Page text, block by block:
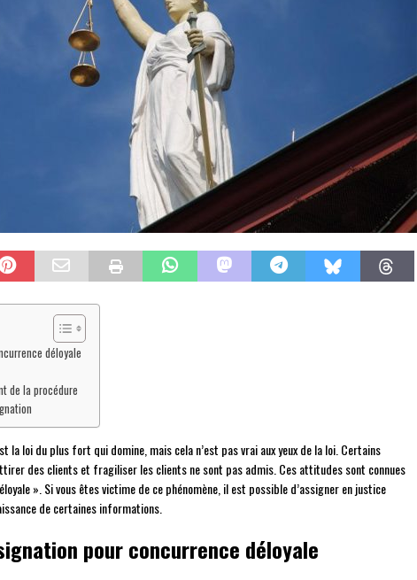
déloyale
de la procédure
la loi du plus fort qui domine, mais cela n’est pas vrai aux yeux de la loi. Certains
des clients et fragiliser les clients ne sont pas admis. Ces attitudes sont connues
». Si vous êtes victime de ce phénomène, il est possible d’assigner en justice
de certaines informations.
pour concurrence déloyale